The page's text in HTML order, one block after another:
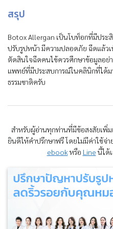
สรุป
Botox Allergan เป็นโบท็อกที่มีประ
ปรับรูปหน้า มีความปลอดภัย ฉีดแล้ว
ตัดสินใจฉีดคนไข้ควรศึกษาข้อมูลอย่
แพทย์ที่มีประสบการณ์ในคลินิกที่ได้ม
ธรรมชาติครับ
สำหรับผู้อ่านทุกท่านที่มีข้อสงสัยเพิ่
ยินดีให้คำปรึกษาฟรี โดยไม่มีค่าใช้จ่า
ebook หรือ Line นี้ได้